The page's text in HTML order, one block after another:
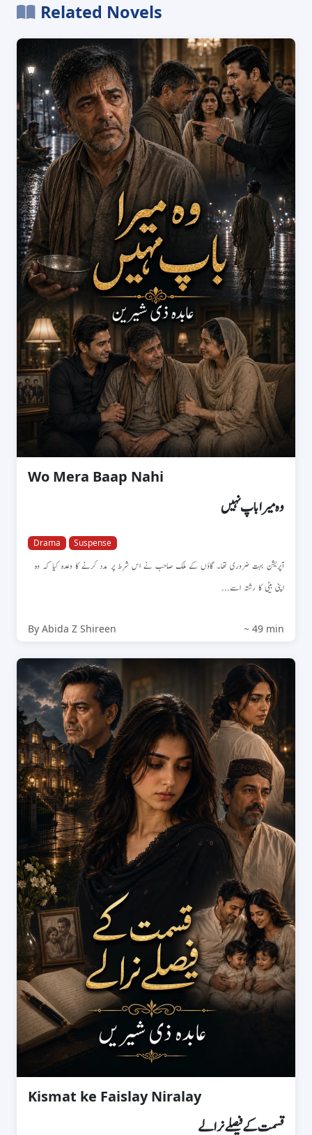
Related Novels
Wo Mera Baap Nahi
وہ میرا باپ نہیں
Drama Suspense
آپریشن بہت ضروری تھا۔ گاؤں کے ملک صاحب نے اس شرط پر مدد کرنے کا وعدہ کیا کہ وہ
اپنی بیٹی کا رشتہ اسے...
By Abida Z Shireen ~ 49 min
Kismat ke Faislay Niralay
قسمت کے فیصلے نرالے